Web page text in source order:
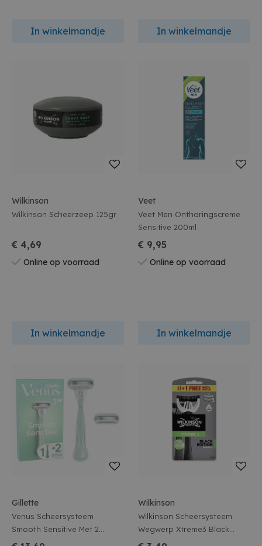
In winkelmandje In winkelmandje
Wilkinson
Wilkinson Scheerzeep 125gr
€ 4,69
Online op voorraad
In winkelmandje
Veet
Veet Men Ontharingscreme
Sensitive 200ml
€ 9,95
Online op voorraad
In winkelmandje
Gillette
Venus Scheersysteem
Smooth Sensitive Met 2
Scheermesjes
Wilkinson
Wilkinson Scheersysteem
Wegwerp Xtreme3 Black
Edition 4st